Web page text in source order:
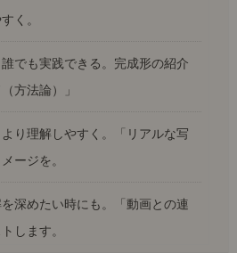
く。
でも実践できる。完成形の紹介
方法論）」
り理解しやすく。「リアルな写
ージを。
深めたい時にも。「動画との連
します。